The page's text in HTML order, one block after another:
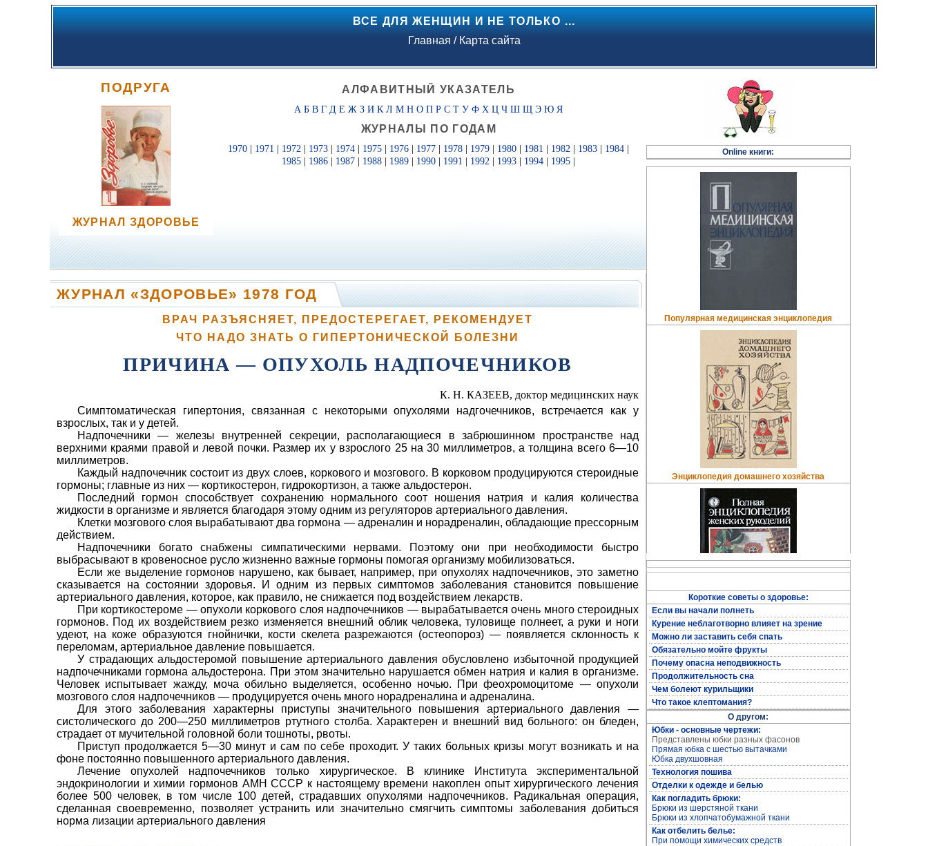
ВСЕ ДЛЯ ЖЕНЩИН И НЕ ТОЛЬКО ...
Главная / Карта сайта
ПОДРУГА
ЖУРНАЛ ЗДОРОВЬЕ
АЛФАВИТНЫЙ УКАЗАТЕЛЬ
А Б В Г Д Е Ж З И К Л М Н О П Р С Т У Ф Х Ц Ч Ш Щ Э Ю Я
ЖУРНАЛЫ ПО ГОДАМ
1970 1971 1972 1973 1974 1975 1976 1977 1978 1979 1980 1981 1982 1983 1984
1985
1986 1987 1988 1989 1990 1991 1992 1993 1994 1995
ЖУРНАЛ «ЗДОРОВЬЕ» 1978 ГОД
ВРАЧ РАЗЪЯСНЯЕТ, ПРЕДОСТЕРЕГАЕТ, РЕКОМЕНДУЕТ
ЧТО НАДО ЗНАТЬ О ГИПЕРТОНИЧЕСКОЙ БОЛЕЗНИ
ПРИЧИНА — ОПУХОЛЬ НАДПОЧЕЧНИКОВ
К. Н. КАЗЕЕВ, доктор медицинских наук
Симптоматическая гипертония, связанная с некоторыми опухолями надгочечников, встречается как у
взрослых, так и у детей.
Надпочечники — железы внутренней секреции, располага­ющиеся в забрюшинном пространстве над
верхними краями правой и левой почки. Размер их у взрослого 25 на 30 миллиметров, а толщина всего 6—10
миллиметров.
Каждый надпочечник состоит из двух слоев, коркового и мозгового. В корковом продуцируются стероидные
гормоны; главные из них — кортикостерон, гидрокортизон, а также альдостерон.
Последний гормон способствует сохранению нормального соот­ ношения натрия и калия количества
жидкости в организме и является благодаря этому одним из регуляторов артериального давления.
Клетки мозгового слоя вырабатывают два гормона — адреналин и норадреналин, обладающие прессорным
дей­ствием.
Надпочечники богато снабжены симпатическими нервами. Поэтому они при необходимости быстро
выбрасывают в крове­носное русло жизненно важные гормоны помогая организму мобилизоваться.
Если же выделение гормонов нарушено, как бывает, например, при опухолях надпочечников, это заметно
сказывается на состоянии здоровья. И одним из первых симптомов заболевания становится повышение
артериального давления, которое, как правило, не снижается под воздействием лекарств.
При кортикостероме — опухоли коркового слоя надпочечников — вырабатывается очень много стероидных
гормонов. Под их воздействием резко изменяется внешний облик человека, туловище полнеет, а руки и ноги
удеют, на коже образуются гнойнички, кости скелета разрежаются (остеопороз) — появляется склонность к
переломам, артериальное давление повышается.
У страдающих альдостеромой повышение артериального давления обусловлено избыточной продукцией
надпочечника­ми гормона альдостерона. При этом значительно нарушается обмен натрия и калия в организме.
Человек испытывает жажду, моча обильно выделяется, особенно ночью. При феохромоцитоме — опухоли
мозгового слоя надпочечни­ков — продуцируется очень много норадреналина и адреналина.
Для этого заболевания характерны приступы значительного повышения артериального давления —
систолического до 200—250 миллиметров ртутного столба. Характерен и внешний вид больного: он бледен,
страдает от мучительной головной боли тошноты, рвоты.
Приступ продолжается 5—30 минут и сам по себе проходит. У таких больных кризы могут возникать и на
фоне постоянно повышенного артериального давления.
Лечение опухолей надпочечников только хирургическое. В клинике Института экспериментальной
эндокринологии и химии гормонов АМН СССР к настоящему времени накоплен опыт хирургического лечения
более 500 человек, в том числе 100 детей, страдавших опухолями надпочечников. Радикальная операция,
сделанная своевременно, позволяет устранить или значительно смягчить симптомы заболевания добиться
норма­ лизации артериального давления
Online книги:
Популярная медицинская энциклопедия
Энциклопедия домашнего хозяйства
Полная энциклопедия женских рукоделий
Кройка и пошив дома
Короткие советы о здоровье:
Если вы начали полнеть
Курение неблаготворно влияет на зрение
Можно ли заставить себя спать
Обязательно мойте фрукты
Почему опасна неподвижность
Продолжительность сна
Чем болеют курильщики
Что такое клептомания?
О другом:
Юбки - основные чертежи:
Представлены юбки разных фасонов
Прямая юбка с шестью вытачками
Юбка двухшовная
Технология пошива
Отделки к одежде и белью
Как погладить брюки:
Брюки из шерстяной ткани
Брюки из хлопчатобумажной ткани
Как отбелить белье:
При помощи химических средств